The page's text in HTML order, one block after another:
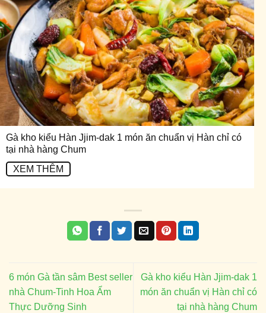
Gà kho kiểu Hàn Jjim-dak 1 món ăn chuẩn vị Hàn chỉ có
tại nhà hàng Chum
XEM THÊM
6 món Gà tần sâm Best seller
nhà Chum-Tinh Hoa Ẩm
Thực Dưỡng Sinh
Gà kho kiểu Hàn Jjim-dak 1
món ăn chuẩn vị Hàn chỉ có
tại nhà hàng Chum